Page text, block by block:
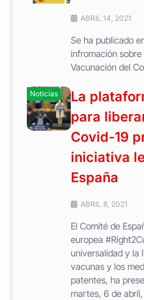
ABRIL 14, 2021
Se ha publicado
infromación
Vacunación del
Noticias
La
para
Covid-19
iniciativa
España
ABRIL 8, 2021
El Comité de
europea
universalidad y la
vacunas y los
patentes, ha
martes, 6 de